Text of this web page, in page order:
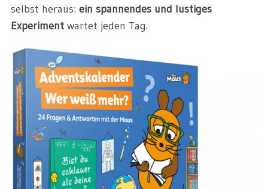
selbst heraus: ein spannendes und lustiges
Experimentwartet jeden Tag.